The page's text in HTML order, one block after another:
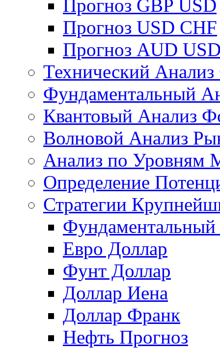
Прогноз GBP USD
Прогноз USD CHF
Прогноз AUD
Технический
Фундаментальный
Квантовый Анализ
Волновой Анализ
Анализ по Уровням
Определение
Стратегии
Евро Доллар
Фунт Доллар
Доллар Иена
Доллар Франк
Нефть Прогноз